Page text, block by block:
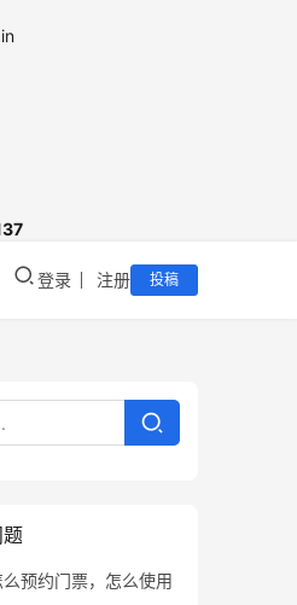
登录 注册 投稿
预约门票，怎么使用